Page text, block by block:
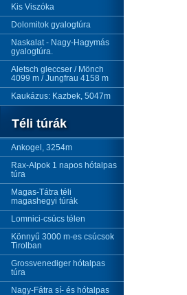
Kis Viszóka
Dolomitok gyalogtúra
Naskalat - Nagy-Hagymás
gyalogtúra.
Aletsch gleccser / Mönch
4099 m / Jungfrau 4158 m
Kaukázus: Kazbek, 5047m
Téli túrák
Ankogel, 3254m
Rax-Alpok 1 napos hótalpas
túra
Magas-Tátra téli
magashegyi túrák
Lomnici-csúcs télen
Könnyű 3000 m-es csúcsok
Tirolban
Grossvenediger hótalpas
túra
Nagy-Fátra sí- és hótalpas